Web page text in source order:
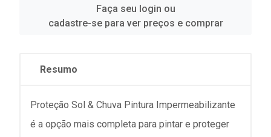
Faça seu login ou
cadastre-se para ver preços e comprar
Resumo
Proteção Sol & Chuva Pintura Impermeabilizante
é a opção mais completa para pintar e proteger